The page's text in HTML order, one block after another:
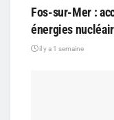
Fos-sur-Mer :
énergies
il y a 1 semaine